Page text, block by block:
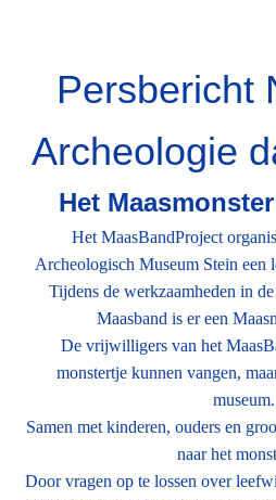
Persbericht
Archeologie
Het
Het MaasBandProject
Archeologisch Museum Stein een
Tijdens de werkzaamheden in
Maasband is er een
De vrijwilligers van het
monstertje kunnen vangen,
museum.
Samen met kinderen, ouders en
naar het
Door vragen op te lossen over